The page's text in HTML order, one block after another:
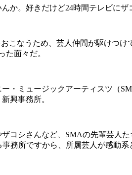
か。好きだけど24時間テレビにザ
こなうため、芸人仲間が駆けつ
た面々だ。
ー・ミュージックアーティスツ（
興事務所。
コシさんなど、SMAの先輩芸人
務所ですから、所属芸人が感動